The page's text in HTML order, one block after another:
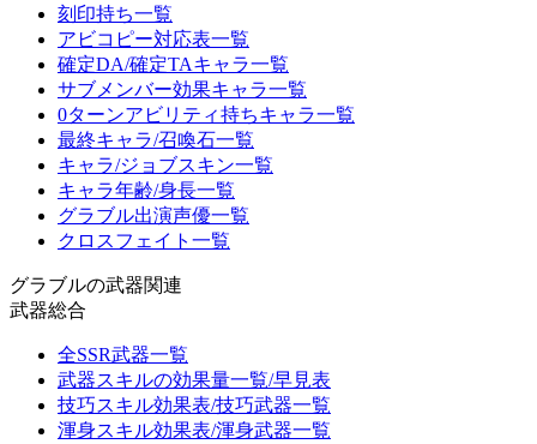
刻印持ち一覧
アビコピー対応表一覧
確定DA/確定TAキャラ一覧
サブメンバー効果キャラ一覧
0ターンアビリティ持ちキャラ一覧
最終キャラ/召喚石一覧
キャラ/ジョブスキン一覧
キャラ年齢/身長一覧
グラブル出演声優一覧
クロスフェイト一覧
グラブルの武器関連
武器総合
全SSR武器一覧
武器スキルの効果量一覧/早見表
技巧スキル効果表/技巧武器一覧
渾身スキル効果表/渾身武器一覧